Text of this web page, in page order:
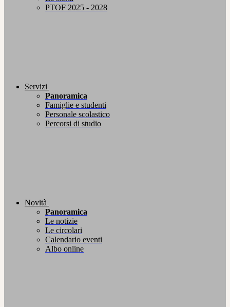
PTOF 2025 - 2028
Servizi
Panoramica
Famiglie e studenti
Personale scolastico
Percorsi di studio
Novità
Panoramica
Le notizie
Le circolari
Calendario eventi
Albo online